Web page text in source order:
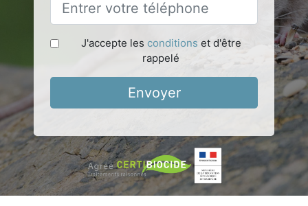
J'accepte les conditions et d'être
rappelé
Envoyer